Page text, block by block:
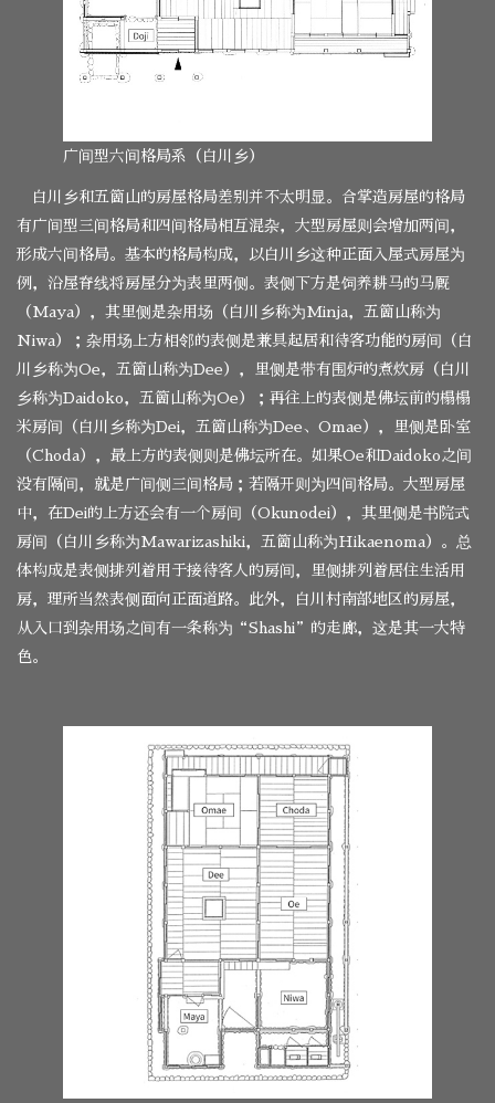
白川乡和五箇山的房屋格局差别并不太明显。合掌造房屋的格局
有广间型三间格局和四间格局相互混杂，大型房屋则会增加两间，
形成六间格局。基本的格局构成，以白川乡这种正面入屋式房屋为
例，沿屋脊线将房屋分为表里两侧。表侧下方是饲养耕马的马厩
（Maya），其里侧是杂用场（白川乡称为Minja，五箇山称为
Niwa）；杂用场上方相邻的表侧是兼具起居和待客功能的房间（白
川乡称为Oe，五箇山称为Dee），里侧是带有围炉的煮炊房（白川
乡称为Daidoko，五箇山称为Oe）；再往上的表侧是佛坛前的榻榻
米房间（白川乡称为Dei，五箇山称为Dee、Omae），里侧是卧室
（Choda），最上方的表侧则是佛坛所在。如果Oe和Daidoko之间
没有隔间，就是广间侧三间格局；若隔开则为四间格局。大型房屋
中，在Dei的上方还会有一个房间（Okunodei），其里侧是书院式
房间（白川乡称为Mawarizashiki，五箇山称为Hikaenoma）。总
体构成是表侧排列着用于接待客人的房间，里侧排列着居住生活用
房，理所当然表侧面向正面道路。此外，白川村南部地区的房屋，
从入口到杂用场之间有一条称为“Shashi”的走廊，这是其一大特
色。
广间型六间格局系（白川乡）